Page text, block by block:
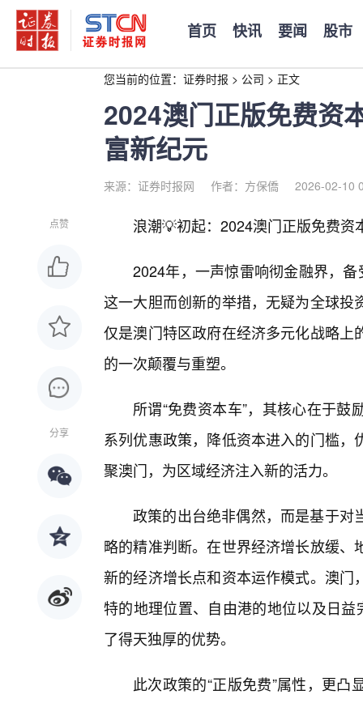
首页 快讯 要闻 股市
您当前的位置： 证券时报 > 公司 > 正文
2024澳门正版免费资
富新纪元
来源：证券时报网 作者：方保僑 2026-02-10
点赞
分享
浪潮💡初起：2024澳门正版免费资
2024年，一声惊雷响彻金融界，
这一大胆而创新的举措，无疑为全球
仅是澳门特区政府在经济多元化战略
的一次颠覆与重塑。
所谓“免费资本车”，其核心在于
系列优惠政策，降低资本进入的门槛
聚澳门，为区域经济注入新的活力。
政策的出台绝非偶然，而是基于对
略的精准判断。在世界经济增长放缓
新的经济增长点和资本运作模式。澳
特的地理位置、自由港的地位以及日
了得天独厚的优势。
此次政策的“正版免费”属性，更